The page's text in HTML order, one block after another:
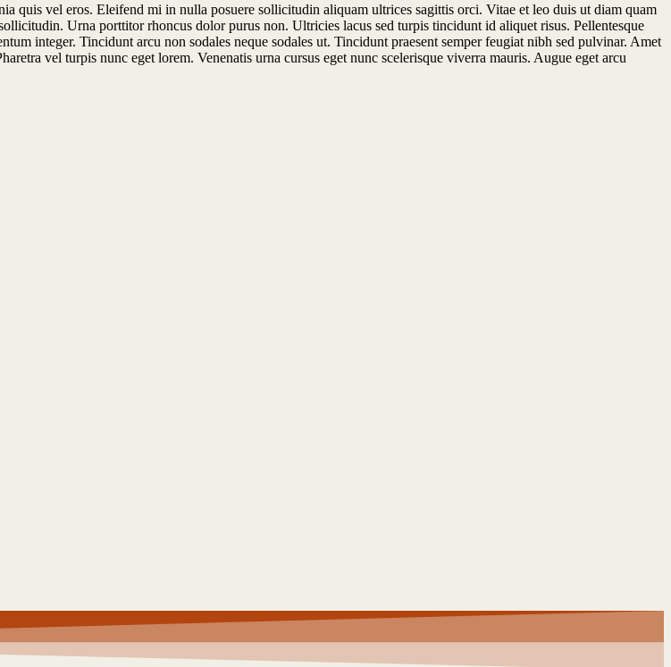
quis vel eros. Eleifend mi in nulla posuere sollicitudin aliquam ultrices sagittis orci. Vitae et leo duis ut diam quam
Urna porttitor rhoncus dolor purus non. Ultricies lacus sed turpis tincidunt id aliquet risus. Pellentesque
integer. Tincidunt arcu non sodales neque sodales ut. Tincidunt praesent semper feugiat nibh sed pulvinar. Amet
vel turpis nunc eget lorem. Venenatis urna cursus eget nunc scelerisque viverra mauris. Augue eget arcu